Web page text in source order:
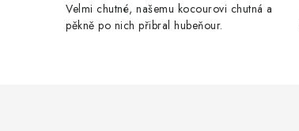
Velmi chutné, našemu kocourovi chutná a
pěkně po nich přibral hubeňour.